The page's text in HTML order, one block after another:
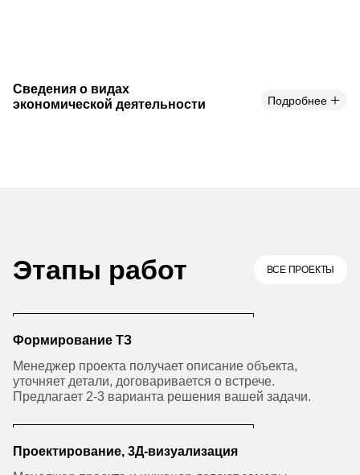
Сведения о видах
экономической деятельности
Подробнее
Этапы работ ВСЕ ПРОЕКТЫ
Формирование ТЗ
Менеджер проекта получает описание объекта,
уточняет детали, договаривается о встрече.
Предлагает 2-3 варианта решения вашей задачи.
Проектирование, 3Д-визуализация